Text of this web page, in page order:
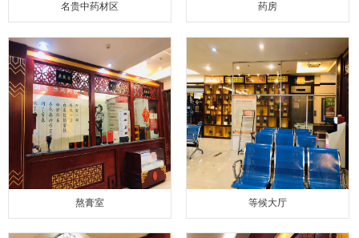
名贵中药材区 药房
熬膏室 等候大厅